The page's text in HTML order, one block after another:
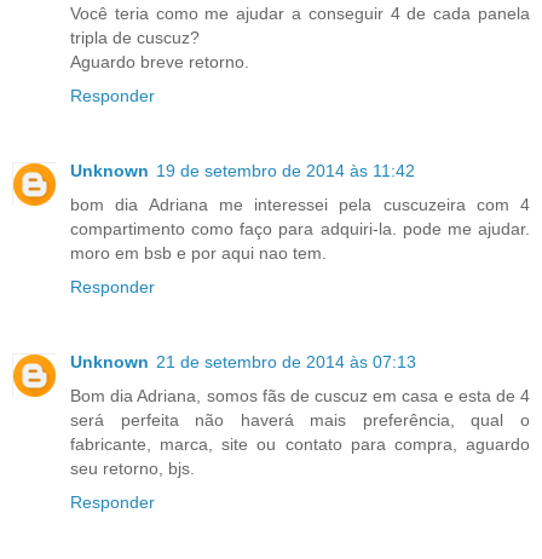
Você teria como me ajudar a conseguir 4 de cada panela
tripla de cuscuz?
Aguardo breve retorno.
Responder
Unknown 19 de setembro de 2014 às 11:42
bom dia Adriana me interessei pela cuscuzeira com 4
compartimento como faço para adquiri-la. pode me ajudar.
moro em bsb e por aqui nao tem.
Responder
Unknown 21 de setembro de 2014 às 07:13
Bom dia Adriana, somos fãs de cuscuz em casa e esta de 4
será perfeita não haverá mais preferência, qual o
fabricante, marca, site ou contato para compra, aguardo
seu retorno, bjs.
Responder